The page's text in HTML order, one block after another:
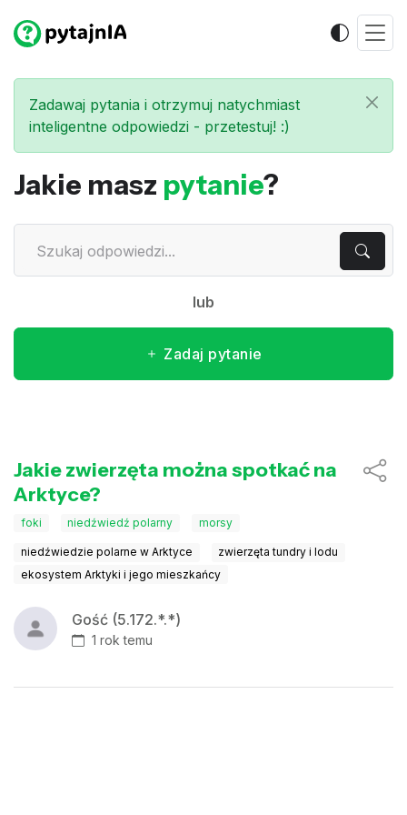
Zadawaj pytania i otrzymuj natychmiast
inteligentne odpowiedzi - przetestuj! :)
Jakie masz pytanie?
lub
Zadaj pytanie
Jakie zwierzęta można spotkać na
Arktyce?
foki niedźwiedź polarny morsy
niedźwiedzie polarne w Arktyce
zwierzęta tundry i lodu
ekosystem Arktyki i jego mieszkańcy
Gość (5.172.*.*)
1 rok temu